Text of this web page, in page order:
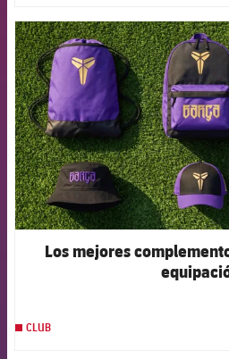
FCB
Los mejores
CLUB